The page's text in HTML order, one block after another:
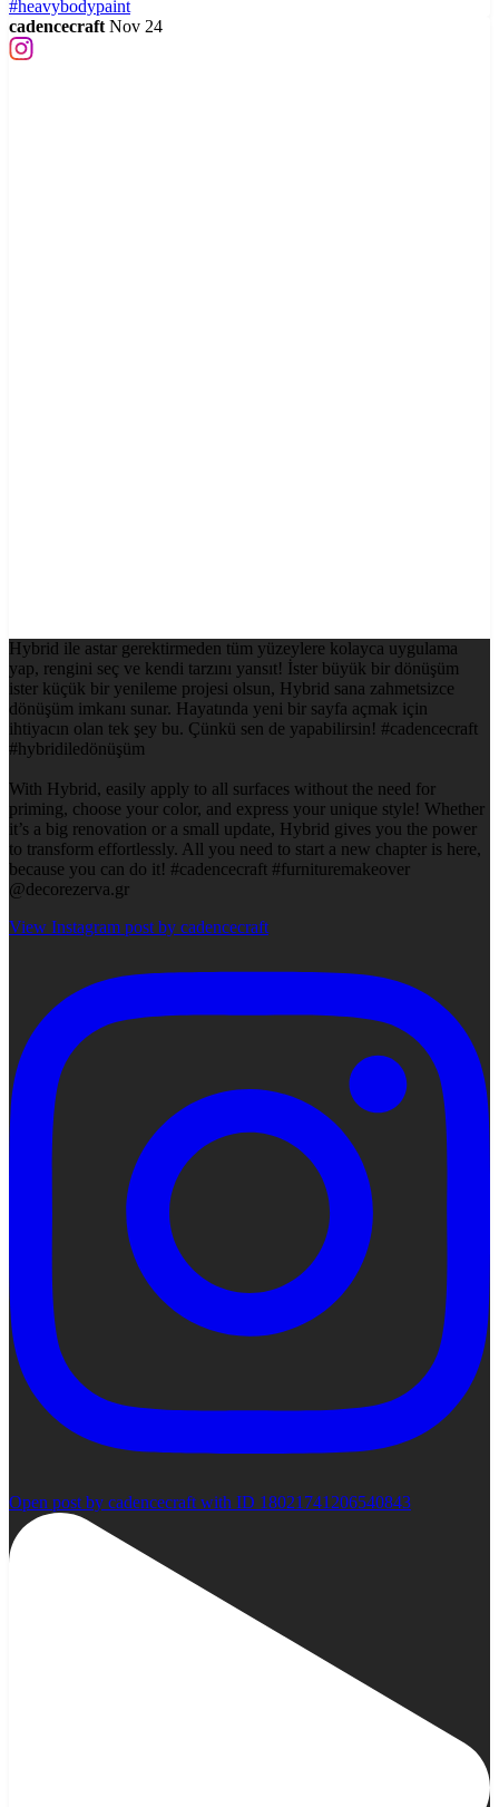
cadencecraft Nov 24
Hybrid ile astar gerektirmeden tüm yüzeylere kolayca uygulama
yap, rengini seç ve kendi tarzını yansıt! İster büyük bir dönüşüm
ister küçük bir yenileme projesi olsun, Hybrid sana zahmetsizce
dönüşüm imkanı sunar. Hayatında yeni bir sayfa açmak için
ihtiyacın olan tek şey bu. Çünkü sen de yapabilirsin! #cadencecraft
#hybridiledönüşüm
With Hybrid, easily apply to all surfaces without the need for
priming, choose your color, and express your unique style! Whether
it’s a big renovation or a small update, Hybrid gives you the power
to transform effortlessly. All you need to start a new chapter is here,
because you can do it! #cadencecraft #furnituremakeover
@decorezerva.gr
View Instagram post by cadencecraft
Open post by cadencecraft with ID 18021741206540843